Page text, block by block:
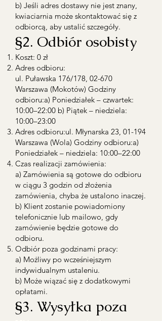
b) Jeśli adres dostawy nie jest znany,
kwiaciarnia może skontaktować się z
odbiorcą, aby ustalić szczegóły.
§2. Odbiór osobisty
Koszt: 0 zł
Adres odbioru:
ul. Puławska 176/178, 02-670
Warszawa (Mokotów) Godziny
odbioru:a) Poniedziałek – czwartek:
10:00–22:00 b) Piątek – niedziela:
10:00–23:00
Adres odbioru:ul. Młynarska 23, 01-194
Warszawa (Wola) Godziny odbioru:a)
Poniedziałek – niedziela: 10:00–22:00
Czas realizacji zamówienia:
a) Zamówienia są gotowe do odbioru
w ciągu 3 godzin od złożenia
zamówienia, chyba że ustalono inaczej.
b) Klient zostanie powiadomiony
telefonicznie lub mailowo, gdy
zamówienie będzie gotowe do
odbioru.
Odbiór poza godzinami pracy:
a) Możliwy po wcześniejszym
indywidualnym ustaleniu.
b) Może wiązać się z dodatkowymi
opłatami.
§3. Wysyłka poza